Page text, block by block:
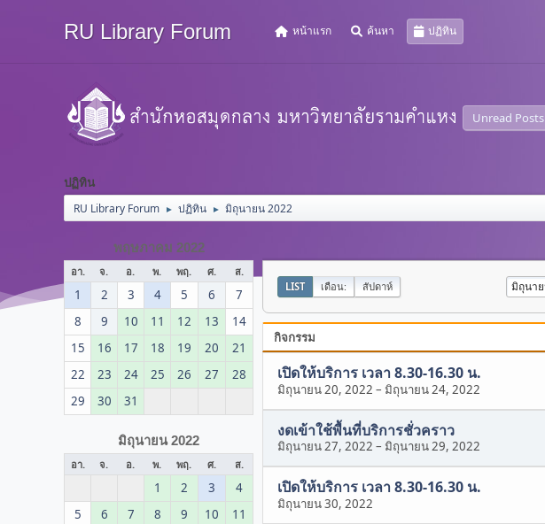
RU Library Forum หน้าแรก ค้นหา ปฏิทิน
Unread Posts
ปฏิทิน
RU Library Forum ► ปฏิทิน ► มิถุนายน 2022
พฤษภาคม 2022
อา. จ. อ. พ. พฤ. ศ. ส.
1 2 3 4 5 6
7
8
9 10 11 12 13
14
15
16 17 18 19 20
21
22
23 24 25 26 27
28
29
30 31
มิถุนายน 2022
อา. จ. อ. พ. พฤ. ศ. ส.
1 2 3
4
5
6 7 8 9 10
11
LIST เดือน: สัปดาห์
กิจกรรม
เปิดให้บริการ เวลา 8.30-16.30 น.
มิถุนายน 20, 2022 – มิถุนายน 24, 2022
งดเข้าใช้พื้นที่บริการชั่วคราว
มิถุนายน 27, 2022 – มิถุนายน 29, 2022
เปิดให้บริการ เวลา 8.30-16.30 น.
มิถุนายน 30, 2022